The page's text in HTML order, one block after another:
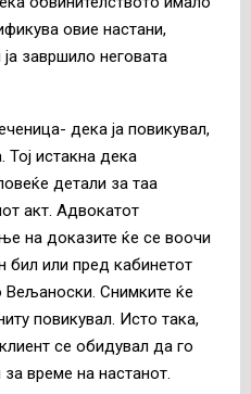
овие настани,
завршило неговата
дека ја повикувал,
Тој истакна дека
детали за таа
акт. Адвокатот
на доказите ќе се воочи
бил или пред кабинетот
Вељаноски. Снимките ќе
повикувал. Исто така,
се обидувал да го
време на настанот.